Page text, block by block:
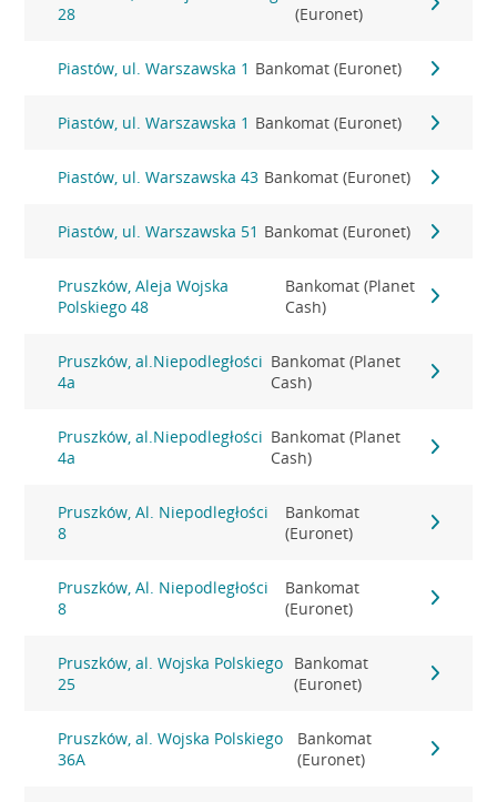
28
(Euronet)
Piastów, ul. Warszawska 1 Bankomat (Euronet)
Piastów, ul. Warszawska 1 Bankomat (Euronet)
Piastów, ul. Warszawska 43 Bankomat (Euronet)
Piastów, ul. Warszawska 51 Bankomat (Euronet)
Pruszków, Aleja Wojska
Polskiego 48
Bankomat (Planet
Cash)
Pruszków, al.Niepodległości
4a
Bankomat (Planet
Cash)
Pruszków, al.Niepodległości
4a
Bankomat (Planet
Cash)
Pruszków, Al. Niepodległości
8
Bankomat
(Euronet)
Pruszków, Al. Niepodległości
8
Bankomat
(Euronet)
Pruszków, al. Wojska Polskiego
25
Bankomat
(Euronet)
Pruszków, al. Wojska Polskiego
36A
Bankomat
(Euronet)